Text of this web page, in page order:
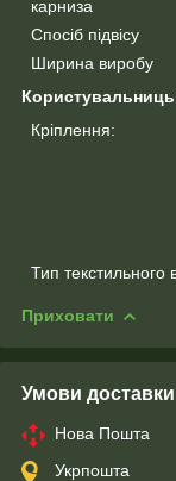
карниза
Спосіб підвісу
Ширина виробу
Кріплення:
Тип текстильного
Приховати
Умови доставки
Нова Пошта
Укрпошта